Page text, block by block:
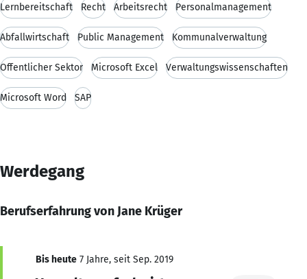
Lernbereitschaft Recht Arbeitsrecht Personalmanagement
Abfallwirtschaft Public Management Kommunalverwaltung
Öffentlicher Sektor Microsoft Excel Verwaltungswissenschaften
Microsoft Word SAP
Werdegang
Berufserfahrung von Jane Krüger
Bis heute 7 Jahre, seit Sep. 2019